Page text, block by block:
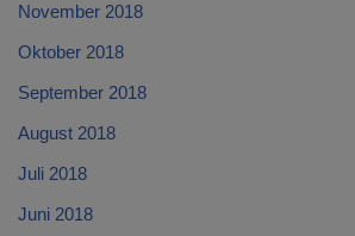
November 2018
Oktober 2018
September 2018
August 2018
Juli 2018
Juni 2018